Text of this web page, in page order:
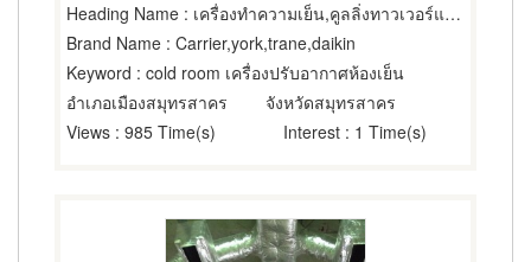
Heading Name : เครื่องทำความเย็น,คูลลิ่งทาวเวอร์แอร์ขนาดใหญ่,แอร์ขนาดเล็กและชนิดแยกส่วน
Brand Name : Carrier,york,trane,daikin
Keyword : cold room เครื่องปรับอากาศห้องเย็น
อำเภอเมืองสมุทรสาคร
จังหวัดสมุทรสาคร
Views : 985 Time(s) Interest : 1 Time(s)